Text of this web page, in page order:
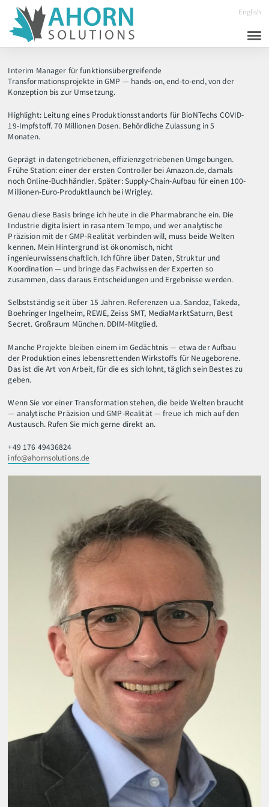
Services
Projekte
Kontakt
English
Interim Manager für funktionsübergreifende
Transformationsprojekte in GMP — hands-on, end-to-end, von der
Konzeption bis zur Umsetzung.
Highlight: Leitung eines Produktionsstandorts für BioNTechs COVID-
19-Impfstoff. 70 Millionen Dosen. Behördliche Zulassung in 5
Monaten.
Geprägt in datengetriebenen, effizienzgetriebenen Umgebungen.
Frühe Station: einer der ersten Controller bei Amazon.de, damals
noch Online-Buchhändler. Später: Supply-Chain-Aufbau für einen 100-
Millionen-Euro-Produktlaunch bei Wrigley.
Genau diese Basis bringe ich heute in die Pharmabranche ein. Die
Industrie digitalisiert in rasantem Tempo, und wer analytische
Präzision mit der GMP-Realität verbinden will, muss beide Welten
kennen. Mein Hintergrund ist ökonomisch, nicht
ingenieurwissenschaftlich. Ich führe über Daten, Struktur und
Koordination — und bringe das Fachwissen der Experten so
zusammen, dass daraus Entscheidungen und Ergebnisse werden.
Selbstständig seit über 15 Jahren. Referenzen u.a. Sandoz, Takeda,
Boehringer Ingelheim, REWE, Zeiss SMT, MediaMarktSaturn, Best
Secret. Großraum München. DDIM-Mitglied.
Manche Projekte bleiben einem im Gedächtnis — etwa der Aufbau
der Produktion eines lebensrettenden Wirkstoffs für Neugeborene.
Das ist die Art von Arbeit, für die es sich lohnt, täglich sein Bestes zu
geben.
Wenn Sie vor einer Transformation stehen, die beide Welten braucht
— analytische Präzision und GMP-Realität — freue ich mich auf den
Austausch. Rufen Sie mich gerne direkt an.
+49 176 49436824
info@ahornsolutions.de